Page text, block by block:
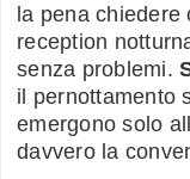
la pena chiedere
reception
senza problemi.
il pernottamento
emergono solo
davvero la